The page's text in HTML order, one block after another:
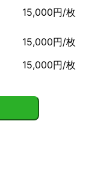
15,000円/枚
15,000円/枚
15,000円/枚